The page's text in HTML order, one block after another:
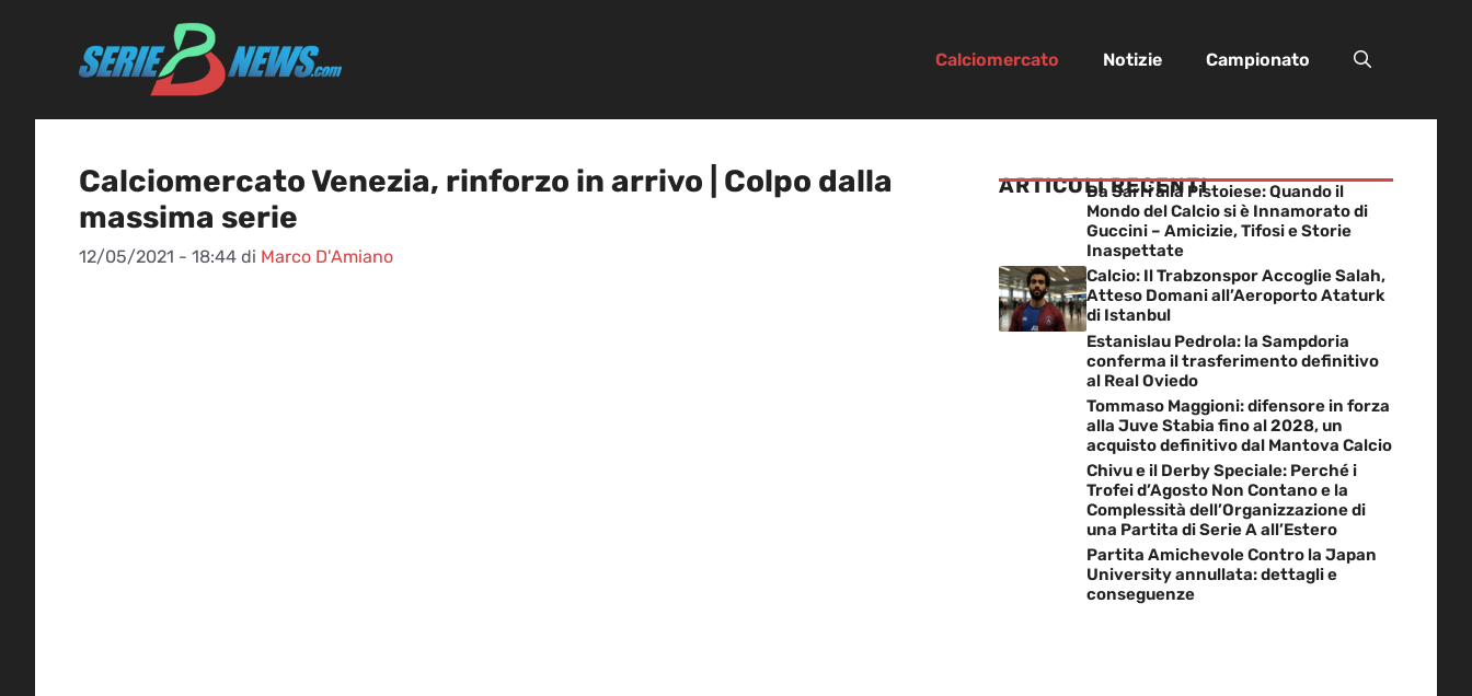
Calciomercato Notizie Campionato
Calciomercato Venezia, rinforzo in arrivo | Colpo dalla
massima serie
12/05/2021 - 18:44 di Marco D'Amiano
ARTICOLI RECENTI
Da Sarri alla Pistoiese: Quando il
Mondo del Calcio si è Innamorato di
Guccini – Amicizie, Tifosi e Storie
Inaspettate
Calcio: Il Trabzonspor Accoglie Salah,
Atteso Domani all’Aeroporto Ataturk
di Istanbul
Estanislau Pedrola: la Sampdoria
conferma il trasferimento definitivo
al Real Oviedo
Tommaso Maggioni: difensore in forza
alla Juve Stabia fino al 2028, un
acquisto definitivo dal Mantova Calcio
Chivu e il Derby Speciale: Perché i
Trofei d’Agosto Non Contano e la
Complessità dell’Organizzazione di
una Partita di Serie A all’Estero
Partita Amichevole Contro la Japan
University annullata: dettagli e
conseguenze